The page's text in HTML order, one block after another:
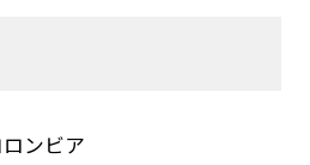
ンビア